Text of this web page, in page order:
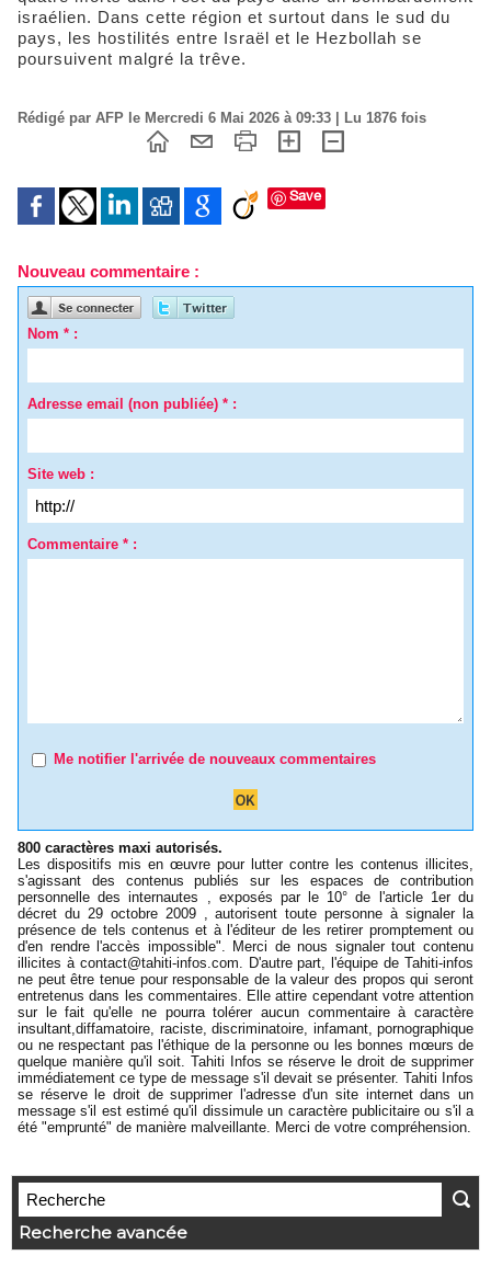
israélien. Dans cette région et surtout dans le sud du
pays, les hostilités entre Israël et le Hezbollah se
poursuivent malgré la trêve.
Rédigé par AFP le Mercredi 6 Mai 2026 à 09:33 | Lu 1876 fois
Save
Nouveau commentaire :
Nom * :
Adresse email (non publiée) * :
Site web :
Commentaire * :
Me notifier l'arrivée de nouveaux commentaires
800 caractères maxi autorisés.
Les dispositifs mis en œuvre pour lutter contre les contenus illicites,
s'agissant des contenus publiés sur les espaces de contribution
personnelle des internautes , exposés par le 10° de l'article 1er du
décret du 29 octobre 2009 , autorisent toute personne à signaler la
présence de tels contenus et à l'éditeur de les retirer promptement ou
d'en rendre l'accès impossible". Merci de nous signaler tout contenu
illicites à contact@tahiti-infos.com. D'autre part, l'équipe de Tahiti-infos
ne peut être tenue pour responsable de la valeur des propos qui seront
entretenus dans les commentaires. Elle attire cependant votre attention
sur le fait qu'elle ne pourra tolérer aucun commentaire à caractère
insultant,diffamatoire, raciste, discriminatoire, infamant, pornographique
ou ne respectant pas l'éthique de la personne ou les bonnes mœurs de
quelque manière qu'il soit. Tahiti Infos se réserve le droit de supprimer
immédiatement ce type de message s'il devait se présenter. Tahiti Infos
se réserve le droit de supprimer l'adresse d'un site internet dans un
message s'il est estimé qu'il dissimule un caractère publicitaire ou s'il a
été "emprunté" de manière malveillante. Merci de votre compréhension.
Recherche avancée